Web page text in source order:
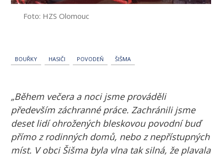
Foto: HZS Olomouc
BOUŘKY HASIČI POVODEŇ ŠIŠMA
„Během večera a noci jsme prováděli
především záchranné práce. Zachránili jsme
deset lidí ohrožených bleskovou povodní buď
přímo z rodinných domů, nebo z nepřístupných
míst. V obci Šišma byla vlna tak silná, že plavala